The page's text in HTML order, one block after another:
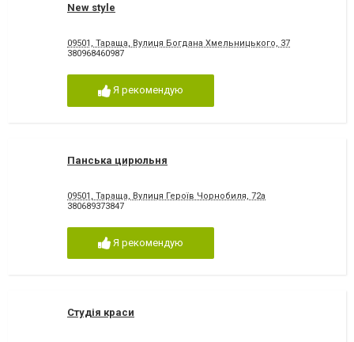
New style
09501, Тараща, Вулиця Богдана Хмельницького, 37
380968460987
Я рекомендую
Панська цирюльня
09501, Тараща, Вулиця Героїв Чорнобиля, 72а
380689373847
Я рекомендую
Студія краси